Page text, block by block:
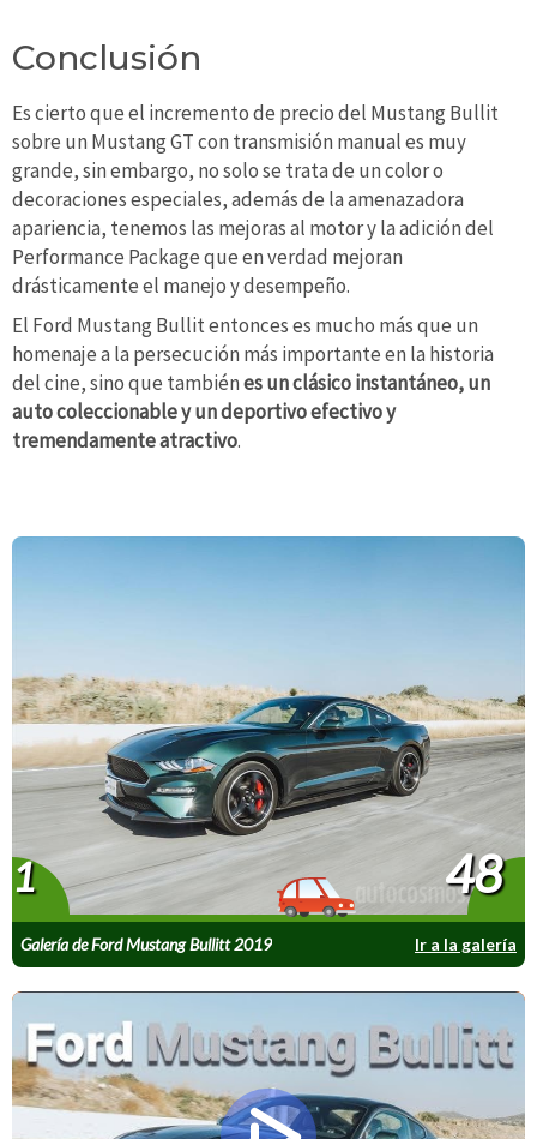
Conclusión
Es cierto que el incremento de precio del Mustang Bullit
sobre un Mustang GT con transmisión manual es muy
grande, sin embargo, no solo se trata de un color o
decoraciones especiales, además de la amenazadora
apariencia, tenemos las mejoras al motor y la adición del
Performance Package que en verdad mejoran
drásticamente el manejo y desempeño.
El Ford Mustang Bullit entonces es mucho más que un
homenaje a la persecución más importante en la historia
del cine, sino que tambiénes un clásico instantáneo, un
auto coleccionable y un deportivo efectivo y
tremendamente atractivo.
Galería de Ford Mustang Bullitt 2019 Ir a la galería
1 48